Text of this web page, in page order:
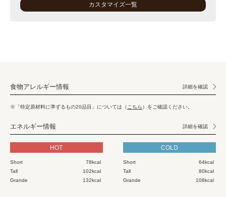
カスタマイズ一覧
食物アレルギー情報 詳細を確認
※「特定原材料に準ずるもの20品目」については（ こちら）をご確認ください。
エネルギー情報 詳細を確認
HOT
Short
78kcal
Tall
102kcal
Grande
132kcal
COLD
Short
64kcal
Tall
80kcal
Grande
108kcal